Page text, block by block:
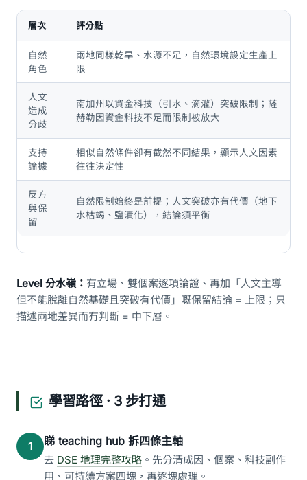
層次 評分點
自然
角色
兩地同樣乾旱、水源不足，自然環境設定生產上
限
人文
造成
分歧
南加州以資金科技（引水、滴灌）突破限制；薩
赫勒因資金科技不足而限制被放大
支持
論據
相似自然條件卻有截然不同結果，顯示人文因素
往往決定性
反方
與保
留
自然限制始終是前提；人文突破亦有代價（地下
水枯竭、鹽漬化），結論須平衡
Level 分水嶺： 有立場、雙個案逐項論證、再加「人文主導
但不能脫離自然基礎且突破有代價」嘅保留結論 = 上限；只
描述兩地差異而冇判斷 = 中下層。
學習路徑 · 3 步打通
1 睇 teaching hub 拆四條主軸
去 DSE 地理完整攻略 。先分清成因、個案、科技副作
用、可持續方案四塊，再逐塊處理。